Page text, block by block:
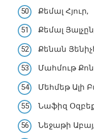
Քեմալ Հյուր,
Քեմալ
Քենան
Մահմութ
Մեհմեթ Ալի
Նաֆիզ
Նեջաթի Աբայ,